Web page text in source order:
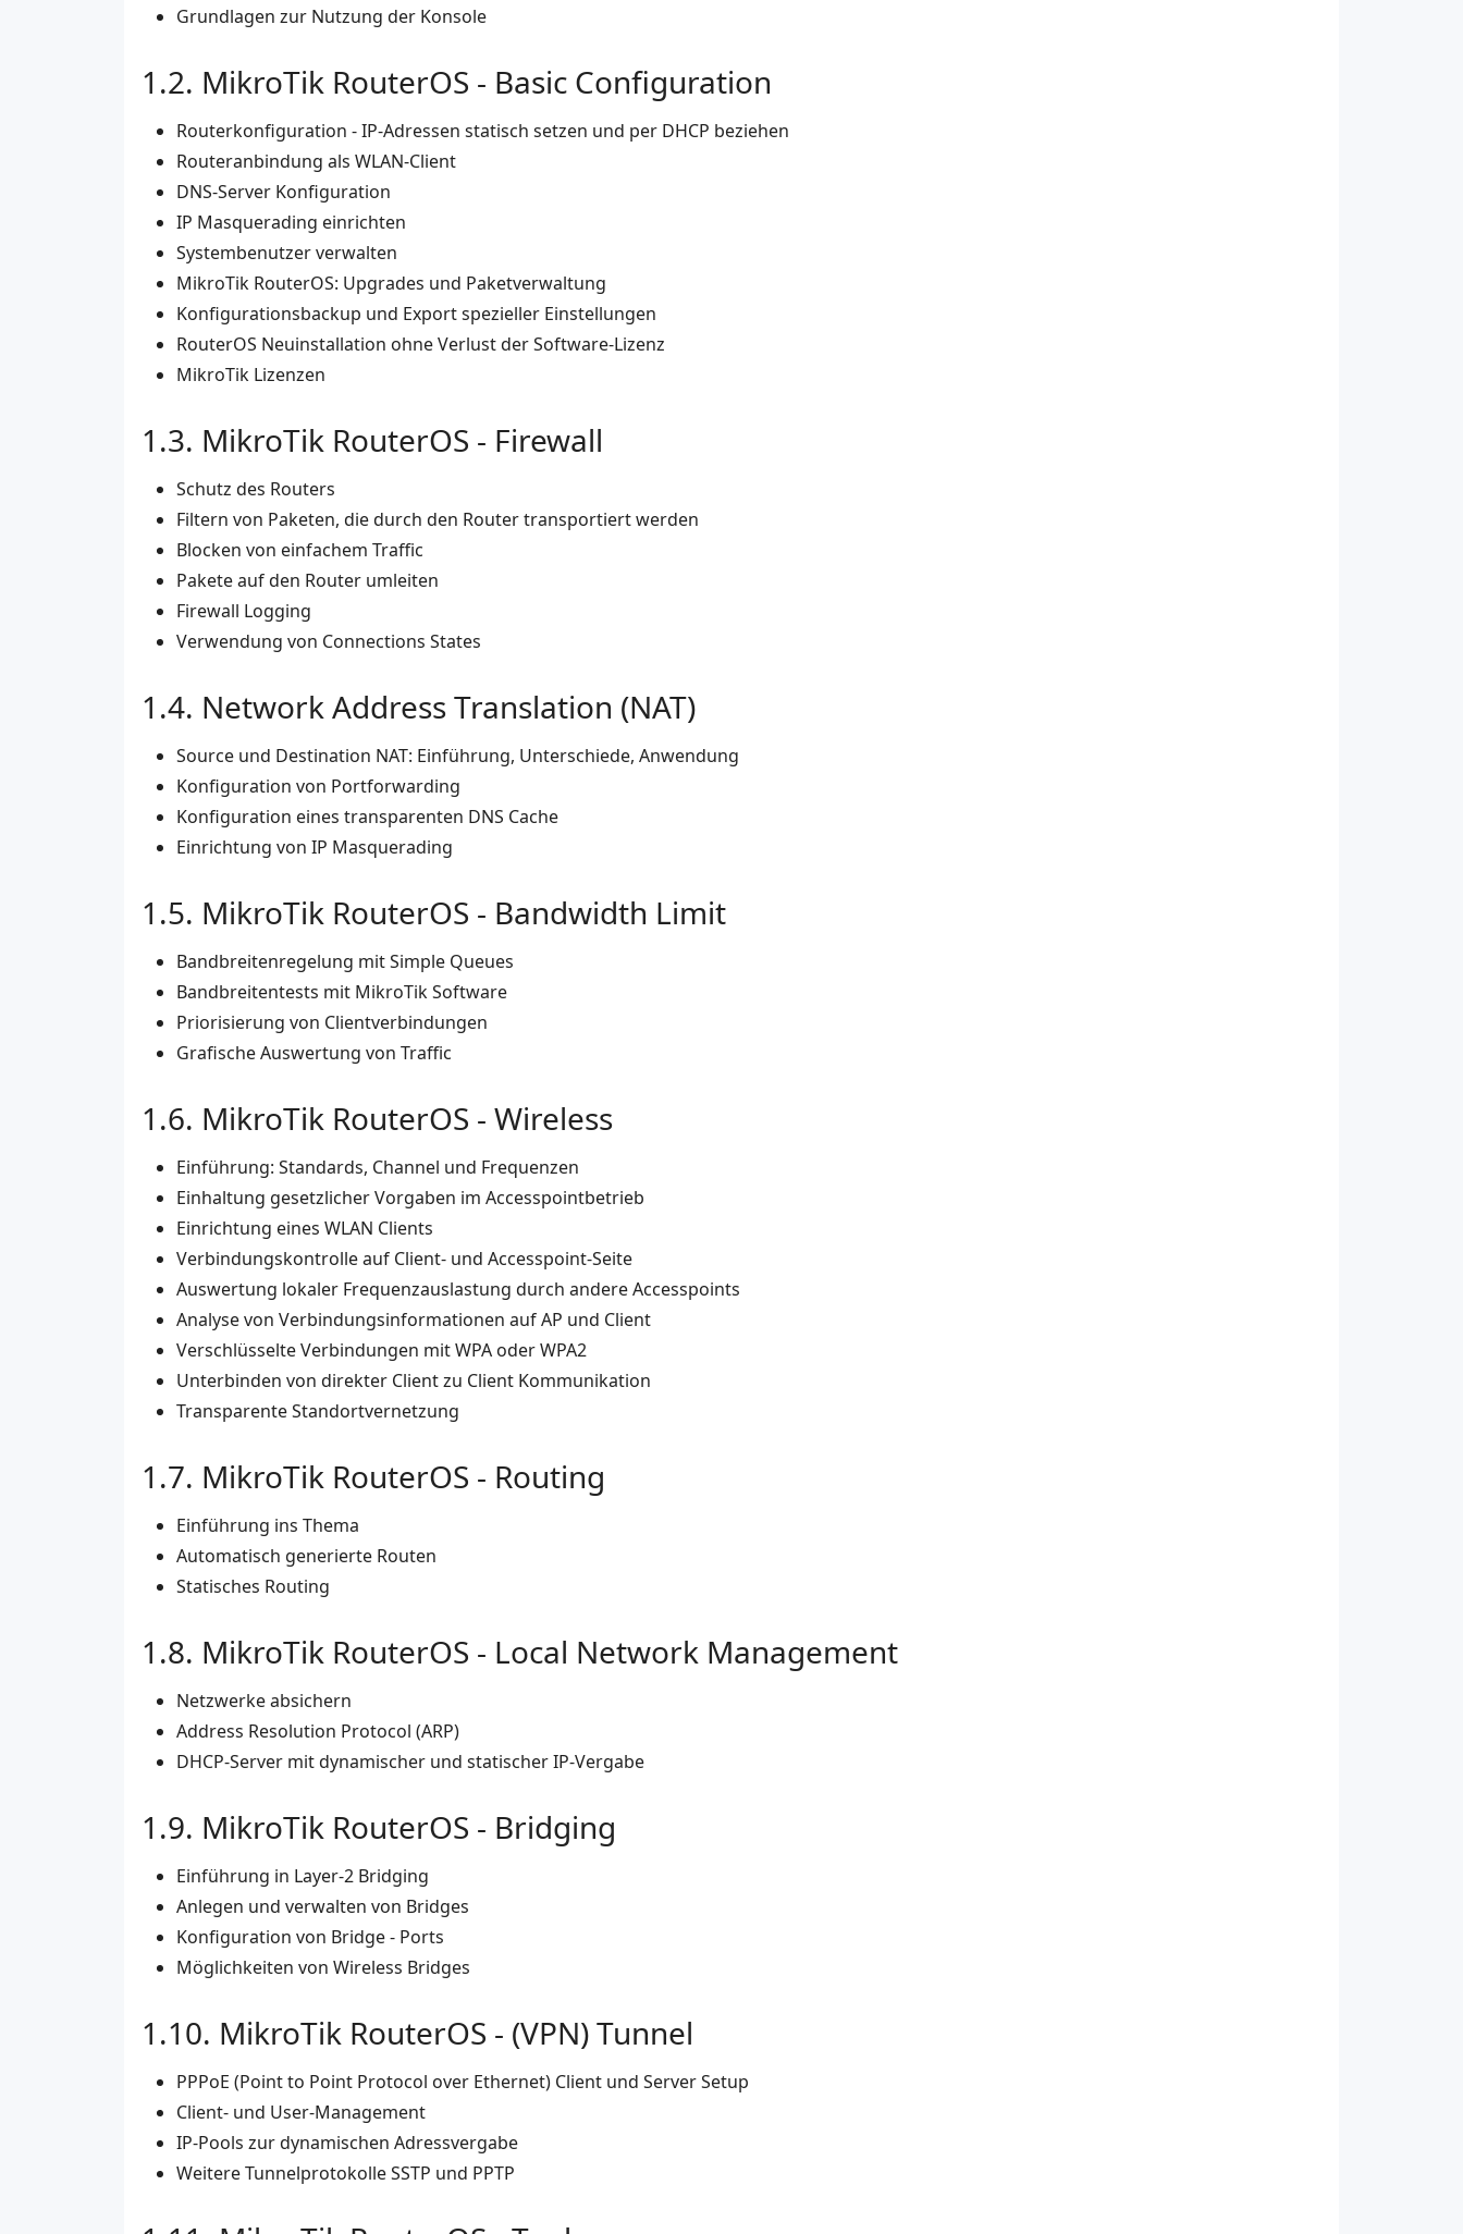
Grundlagen zur Nutzung der Konsole
MikroTik RouterOS - Basic Configuration
Routerkonfiguration - IP-Adressen statisch setzen und per DHCP beziehen
Routeranbindung als WLAN-Client
DNS-Server Konfiguration
IP Masquerading einrichten
Systembenutzer verwalten
MikroTik RouterOS: Upgrades und Paketverwaltung
Konfigurationsbackup und Export spezieller Einstellungen
RouterOS Neuinstallation ohne Verlust der Software-Lizenz
MikroTik Lizenzen
MikroTik RouterOS - Firewall
Schutz des Routers
Filtern von Paketen, die durch den Router transportiert werden
Blocken von einfachem Traffic
Pakete auf den Router umleiten
Firewall Logging
Verwendung von Connections States
Network Address Translation (NAT)
Source und Destination NAT: Einführung, Unterschiede, Anwendung
Konfiguration von Portforwarding
Konfiguration eines transparenten DNS Cache
Einrichtung von IP Masquerading
MikroTik RouterOS - Bandwidth Limit
Bandbreitenregelung mit Simple Queues
Bandbreitentests mit MikroTik Software
Priorisierung von Clientverbindungen
Grafische Auswertung von Traffic
MikroTik RouterOS - Wireless
Einführung: Standards, Channel und Frequenzen
Einhaltung gesetzlicher Vorgaben im Accesspointbetrieb
Einrichtung eines WLAN Clients
Verbindungskontrolle auf Client- und Accesspoint-Seite
Auswertung lokaler Frequenzauslastung durch andere Accesspoints
Analyse von Verbindungsinformationen auf AP und Client
Verschlüsselte Verbindungen mit WPA oder WPA2
Unterbinden von direkter Client zu Client Kommunikation
Transparente Standortvernetzung
MikroTik RouterOS - Routing
Einführung ins Thema
Automatisch generierte Routen
Statisches Routing
MikroTik RouterOS - Local Network Management
Netzwerke absichern
Address Resolution Protocol (ARP)
DHCP-Server mit dynamischer und statischer IP-Vergabe
MikroTik RouterOS - Bridging
Einführung in Layer-2 Bridging
Anlegen und verwalten von Bridges
Konfiguration von Bridge - Ports
Möglichkeiten von Wireless Bridges
MikroTik RouterOS - (VPN) Tunnel
PPPoE (Point to Point Protocol over Ethernet) Client und Server Setup
Client- und User-Management
IP-Pools zur dynamischen Adressvergabe
Weitere Tunnelprotokolle SSTP und PPTP